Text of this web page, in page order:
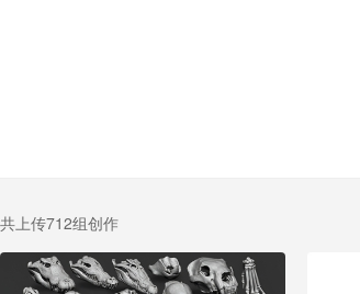
共上传712组创作